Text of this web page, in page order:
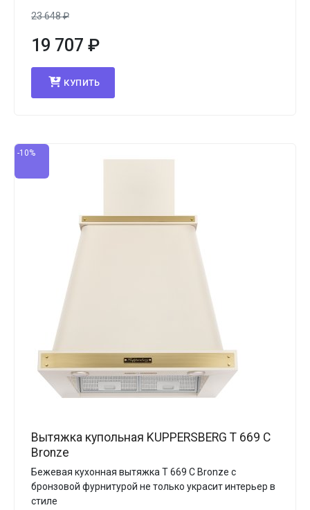
23 648₽
19 707 ₽
КУПИТЬ
-10%
Вытяжка купольная KUPPERSBERG T 669 C
Bronze
Бежевая кухонная вытяжка T 669 C Bronze с
бронзовой фурнитурой не только украсит интерьер в
стиле